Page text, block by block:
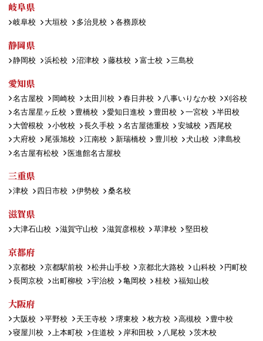
岐阜県
岐阜校 大垣校 多治見校 各務原校
静岡県
静岡校 浜松校 沼津校 藤枝校 富士校 三島校
愛知県
名古屋校 岡崎校 太田川校 春日井校 八事いりなか校
刈谷校
名古屋星ヶ丘校
豊橋校 愛知日進校 豊田校 一宮校
半田校
大曽根校
小牧校 長久手校 名古屋徳重校 安城校
西尾校
大府校
尾張旭校 江南校 新瑞橋校 豊川校 犬山校
津島校
名古屋有松校
医進館名古屋校
三重県
津校 四日市校 伊勢校 桑名校
滋賀県
大津石山校 滋賀守山校 滋賀彦根校 草津校 堅田校
京都府
京都校 京都駅前校 松井山手校 京都北大路校 山科校
円町校
長岡京校
出町柳校 宇治校 亀岡校 桂校 福知山校
大阪府
大阪校 平野校 天王寺校 堺東校 枚方校 高槻校
豊中校
寝屋川校
上本町校 住道校 岸和田校 八尾校
茨木校